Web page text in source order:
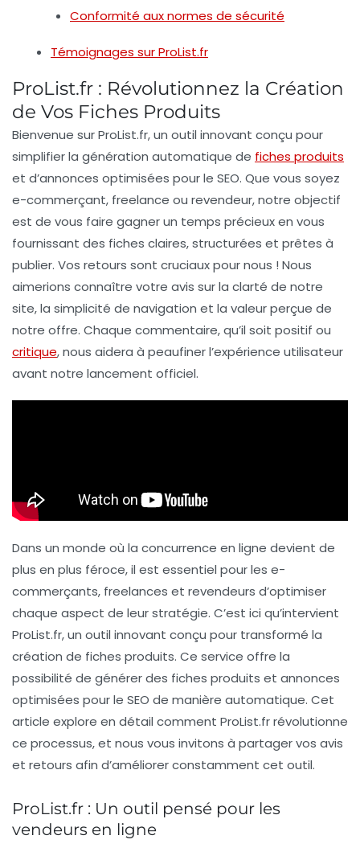
Conformité aux normes de sécurité
Témoignages sur ProList.fr
ProList.fr : Révolutionnez la Création
de Vos Fiches Produits
Bienvenue surProList.fr, un outil innovant conçu pour
simplifier la génération automatique de fiches produits
et d’annonces optimisées pour le SEO. Que vous soyez
e-commerçant, freelance ou revendeur, notre objectif
est de vous faire gagner un temps précieux en vous
fournissant des fiches claires, structurées et prêtes à
publier. Vos retours sont cruciaux pour nous ! Nous
aimerions connaître votre avis sur la clarté de notre
site, la simplicité de navigation et la valeur perçue de
notre offre. Chaque commentaire, qu’il soit positif ou
critique, nous aidera à peaufiner l’expérience utilisateur
avant notre lancement officiel.
Dans un monde où la concurrence en ligne devient de
plus en plus féroce, il est essentiel pour les e-
commerçants, freelances et revendeurs d’optimiser
chaque aspect de leur stratégie. C’est ici qu’intervient
ProList.fr, un outil innovant conçu pour transformé la
création de fiches produits. Ce service offre la
possibilité de générer des fiches produits et annonces
optimisées pour le SEO de manière automatique. Cet
article explore en détail comment ProList.fr révolutionne
ce processus, et nous vous invitons à partager vos avis
et retours afin d’améliorer constamment cet outil.
ProList.fr : Un outil pensé pour les
vendeurs en ligne